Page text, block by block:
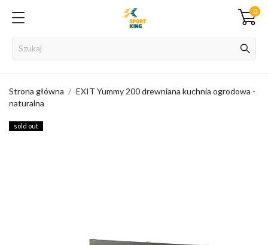
0
Strona główna
EXIT Yummy 200 drewniana kuchnia ogrodowa -
naturalna
sold out